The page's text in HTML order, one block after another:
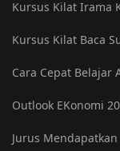
Kursus Kilat Irama
Kursus Kilat Baca
Cara Cepat Belajar
Outlook EKonomi
Jurus